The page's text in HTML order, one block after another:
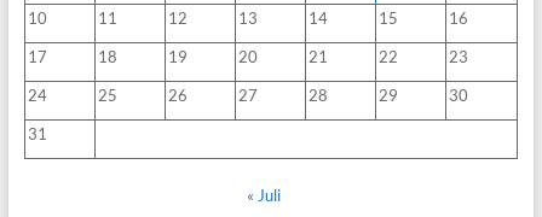
10
11 12 13 14 15
16
17
18 19 20 21 22
23
24
25 26 27 28 29
30
31
« Juli